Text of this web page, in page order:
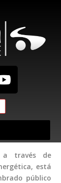
a través de
está
público